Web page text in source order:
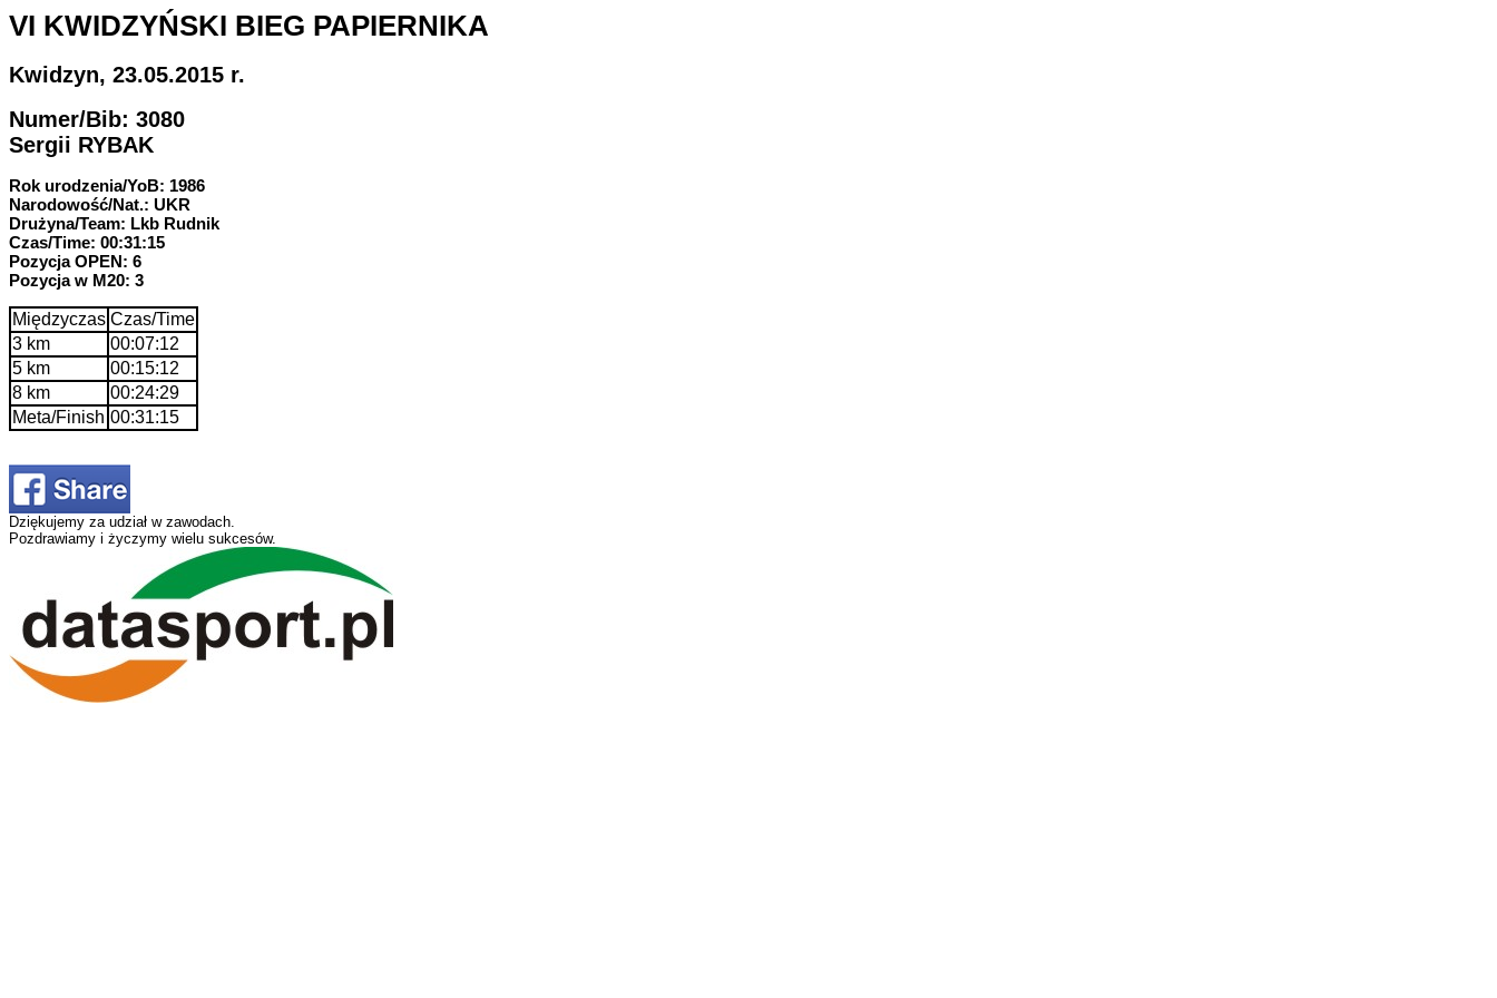
VI KWIDZYŃSKI BIEG PAPIERNIKA
Kwidzyn, 23.05.2015 r.
Numer/Bib: 3080
Sergii RYBAK
Rok urodzenia/YoB: 1986
Narodowość/Nat.: UKR
Drużyna/Team: Lkb Rudnik
Czas/Time: 00:31:15
Pozycja OPEN: 6
Pozycja w M20: 3
Międzyczas Czas/Time
3 km
00:07:12
5 km
00:15:12
8 km
00:24:29
Meta/Finish 00:31:15
Dziękujemy za udział w zawodach.
Pozdrawiamy i życzymy wielu sukcesów.